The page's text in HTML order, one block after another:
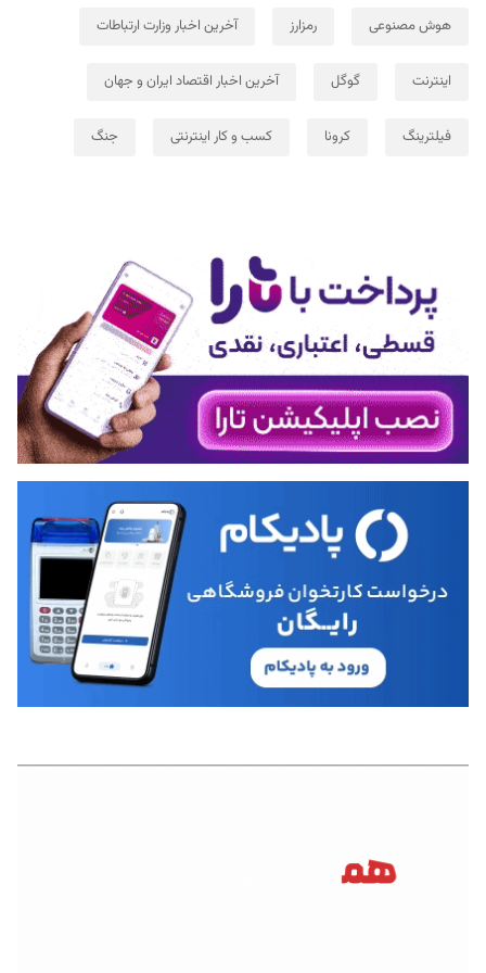
هوش مصنوعی رمزارز آخرین اخبار وزارت ارتباطات
اینترنت گوگل آخرین اخبار اقتصاد ایران و جهان
فیلترینگ کرونا کسب و کار اینترنتی جنگ